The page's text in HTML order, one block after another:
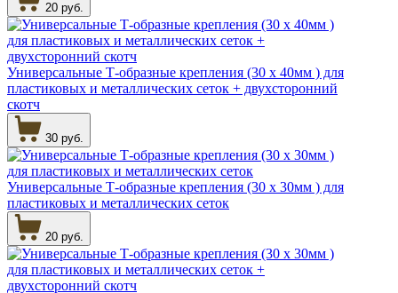
20 руб.
Универсальные Т-образные крепления (30 х 40мм ) для
пластиковых и металлических сеток + двухсторонний
скотч
30 руб.
Универсальные Т-образные крепления (30 х 30мм ) для
пластиковых и металлических сеток
20 руб.